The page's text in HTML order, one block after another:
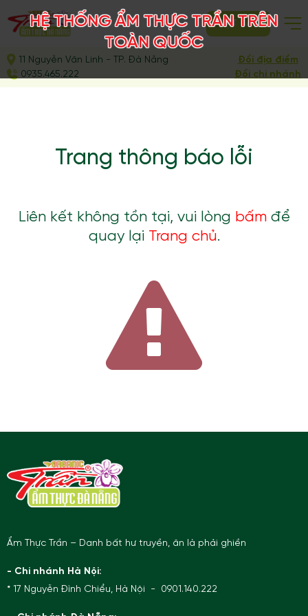
ĐẶT BÀN
11 Nguyễn Văn Linh - TP. Đà Nẵng
0935.465.222
Đổi địa điểm
Đổi chi nhánh
Trang thông báo lỗi
Liên kết không tồn tại, vui lòng bấmđể
quay lại Trang chủ.
Ẩm Thực Trần – Danh bất hư truyền, ăn là phải ghiền
- Chi nhánh Hà Nội:
* 17 Nguyễn Đình Chiểu, Hà Nội - 0901.140.222
HỆ THỐNG ẨM THỰC TRẦN TRÊN
TOÀN QUỐC